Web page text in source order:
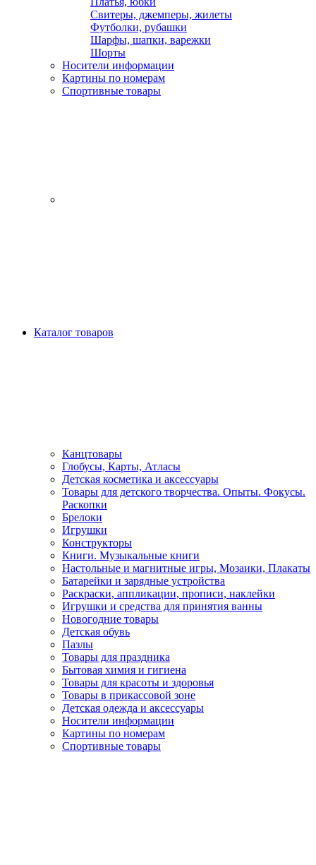
Свитеры, джемперы, жилеты
Футболки, рубашки
Шарфы, шапки, варежки
Шорты
Носители информации
Картины по номерам
Спортивные товары
Каталог товаров
Канцтовары
Глобусы, Карты, Атласы
Детская косметика и аксессуары
Товары для детского творчества. Опыты. Фокусы.
Раскопки
Брелоки
Игрушки
Конструкторы
Книги. Музыкальные книги
Настольные и магнитные игры, Мозаики, Плакаты
Батарейки и зарядные устройства
Раскраски, аппликации, прописи, наклейки
Игрушки и средства для принятия ванны
Новогодние товары
Детская обувь
Пазлы
Товары для праздника
Бытовая химия и гигиена
Товары для красоты и здоровья
Товары в прикассовой зоне
Детская одежда и аксессуары
Носители информации
Картины по номерам
Спортивные товары